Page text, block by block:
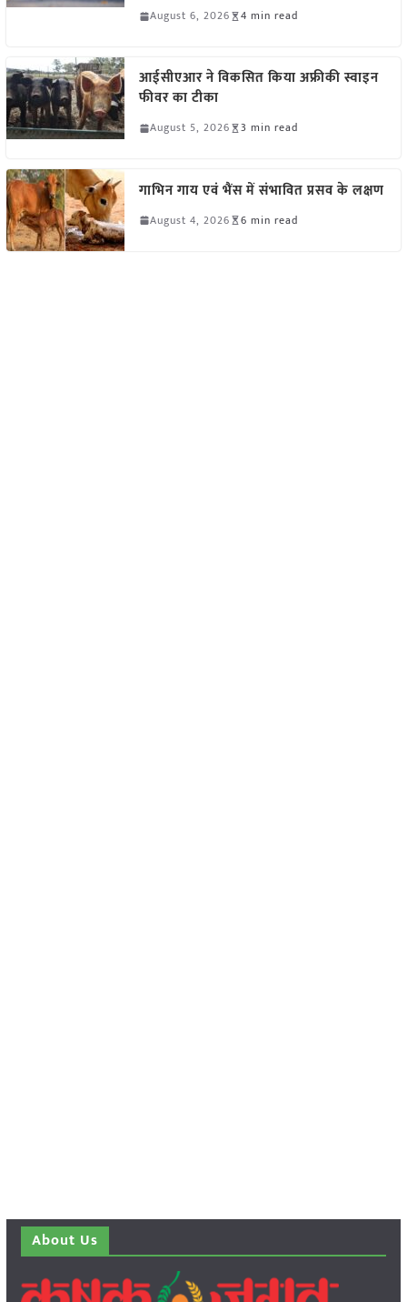
August 6, 2026 4 min read
आईसीएआर ने विकसित किया अफ्रीकी स्वाइन
फीवर का टीका
August 5, 2026 3 min read
गाभिन गाय एवं भैंस में संभावित प्रसव के लक्षण
August 4, 2026 6 min read
About Us